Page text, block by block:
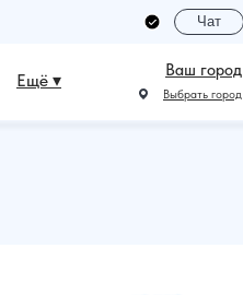
Чат
Ваш город
Ещё ▾
Выбрать город